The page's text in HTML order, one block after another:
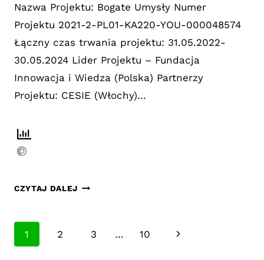
Nazwa Projektu: Bogate Umysły Numer
Projektu 2021-2-PL01-KA220-YOU-000048574
Łączny czas trwania projektu: 31.05.2022-
30.05.2024 Lider Projektu – Fundacja
Innowacja i Wiedza (Polska) Partnerzy
Projektu: CESIE (Włochy)…
CZYTAJ DALEJ PROJEKT
Nawigacja
1 2 3 … 10
Następna